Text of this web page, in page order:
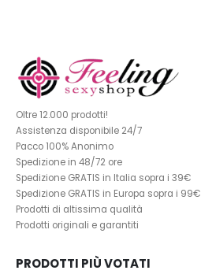
Oltre 12.000 prodotti!
Assistenza disponibile 24/7
Pacco 100% Anonimo
Spedizione in 48/72 ore
Spedizione GRATIS in Italia sopra i 39€
Spedizione GRATIS in Europa sopra i 99€
Prodotti di altissima qualità
Prodotti originali e garantiti
PRODOTTI PIÙ VOTATI